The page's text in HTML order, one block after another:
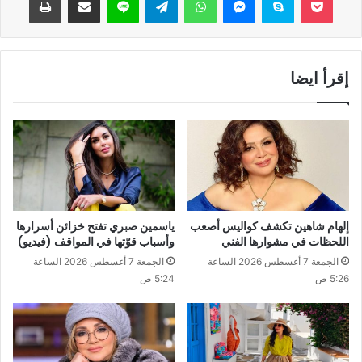
إقرأ ايضا
إلهام شاهين تكشف كواليس أصعب
اللحظات في مشوارها الفني
الجمعة 7 أغسطس 2026 الساعة
5:26 ص
ياسمين صبري تفتح خزائن أسرارها
وأسباب قوّتها في المواقف (فيديو)
الجمعة 7 أغسطس 2026 الساعة
5:24 ص